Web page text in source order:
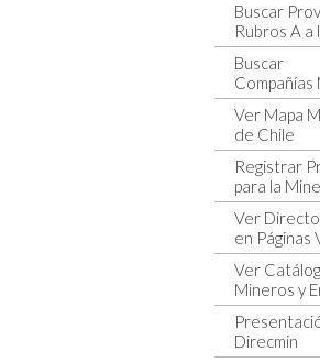
Buscar
Rubros A a
Buscar
Compañías
Ver Mapa
de Chile
Registrar
para la
Ver
en Páginas
Ver
Mineros y
Direcmin